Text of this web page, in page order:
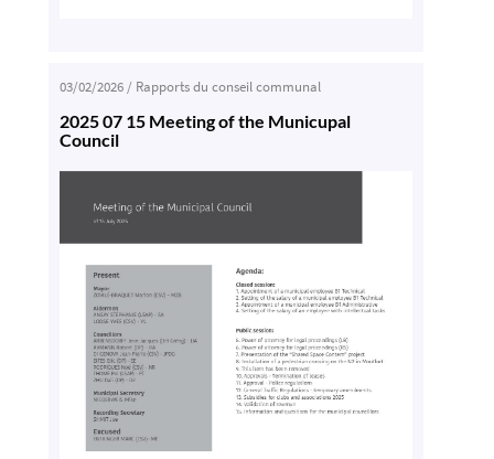
03/02/2026/ Rapports du conseil communal
2025 07 15 Meeting of the Municupal
Council